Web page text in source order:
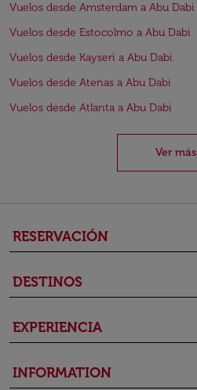
Vuelos desde Amsterdam a Abu Dabi
Vuelos desde Estocolmo a Abu Dabi
Vuelos desde Kayseri a Abu Dabi
Vuelos desde Atenas a Abu Dabi
Vuelos desde Atlanta a Abu Dabi
Ver más
RESERVACIÓN
DESTINOS
EXPERIENCIA
INFORMATION